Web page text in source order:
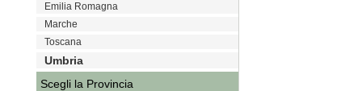
Emilia Romagna
Marche
Toscana
Umbria
Scegli la Provincia